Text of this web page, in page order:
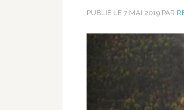
PUBLIÉ LE 7 MAI 2019 PAR